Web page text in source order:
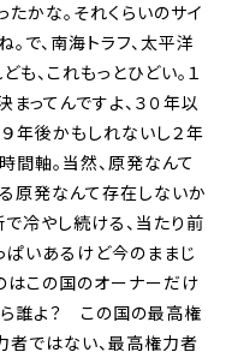
かな。それくらいのサイ
で、南海トラフ、太平洋
、これもっとひどい。１
ってんですよ、３０年以
９年後かもしれないし２年
間軸。当然、原発なんて
原発なんて存在しないか
冷やし続ける、当たり前
ぱいあるけど今のままじ
はこの国のオーナーだけ
ら誰よ？ この国の最高権
ではない、最高権力者